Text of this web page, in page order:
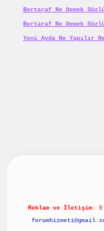
Bertaraf Ne Demek
Bertaraf Ne Demek
Yeni Ayda Ne Yapılır
Reklam ve İletişim: